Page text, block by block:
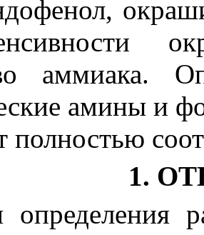
аммиака.
амины и
полностью
1.